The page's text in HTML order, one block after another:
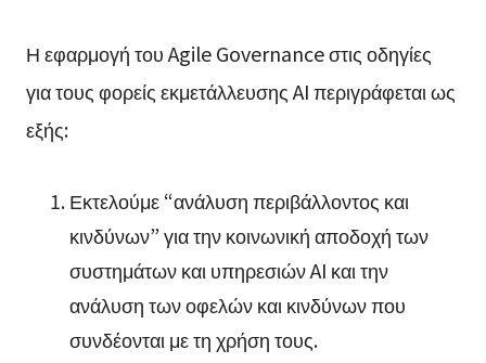
Η εφαρμογή του Agile Governance στις οδηγίες
για τους φορείς εκμετάλλευσης AI περιγράφεται ως
εξής:
Εκτελούμε “ανάλυση περιβάλλοντος και
κινδύνων” για την κοινωνική αποδοχή των
συστημάτων και υπηρεσιών AI και την
ανάλυση των οφελών και κινδύνων που
συνδέονται με τη χρήση τους.